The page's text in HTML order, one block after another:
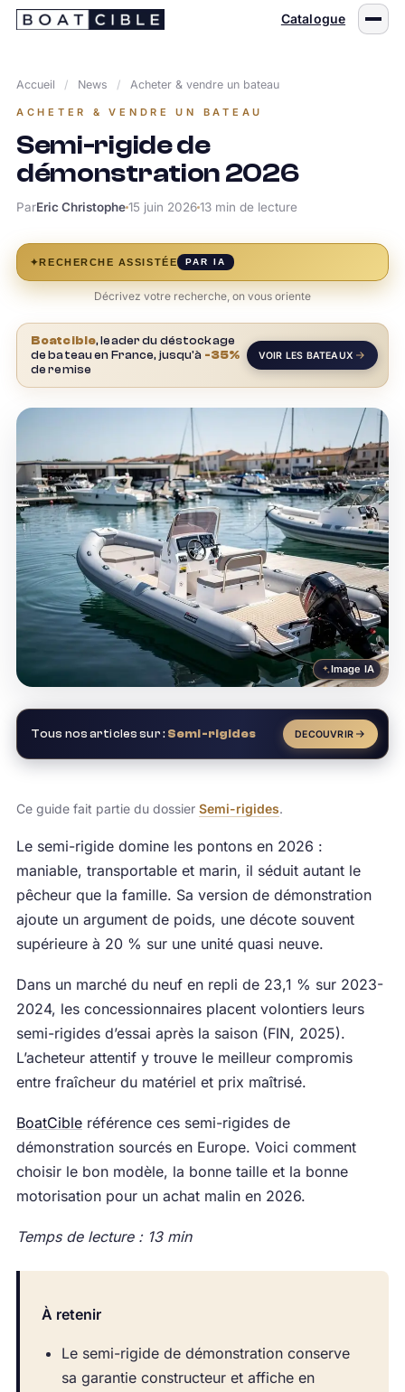
Passer
Catalogue
Accueil / News / Acheter & vendre un bateau
ACHETER & VENDRE UN BATEAU
Semi-rigide de
démonstration 2026
ParEric Christophe15 juin 202613 min de lecture
✦RECHERCHE ASSISTÉE PAR IA
Décrivez votre recherche, on vous oriente
Boatcible, leader du déstockage
de bateau en France, jusqu'à -35%
de remise
VOIR LES BATEAUX
Image IA
Tous nos articles sur : Semi-rigides DECOUVRIR
Ce guide fait partie du dossier Semi-rigides.
Le semi-rigide domine les pontons en 2026 :
maniable, transportable et marin, il séduit autant le
pêcheur que la famille. Sa version de démonstration
ajoute un argument de poids, une décote souvent
supérieure à 20 % sur une unité quasi neuve.
Dans un marché du neuf en repli de 23,1 % sur 2023-
2024, les concessionnaires placent volontiers leurs
semi-rigides d’essai après la saison (FIN, 2025).
L’acheteur attentif y trouve le meilleur compromis
entre fraîcheur du matériel et prix maîtrisé.
BoatCibleréférence ces semi-rigides de
démonstration sourcés en Europe. Voici comment
choisir le bon modèle, la bonne taille et la bonne
motorisation pour un achat malin en 2026.
Temps de lecture : 13 min
À retenir
Le semi-rigide de démonstration conserve
sa garantie constructeur et affiche en